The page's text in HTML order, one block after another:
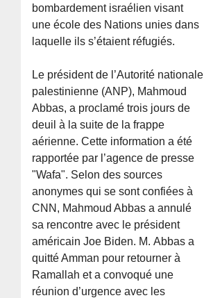
bombardement israélien visant
une école des Nations unies dans
laquelle ils s’étaient réfugiés.
Le président de l’Autorité nationale
palestinienne (ANP), Mahmoud
Abbas, a proclamé trois jours de
deuil à la suite de la frappe
aérienne. Cette information a été
rapportée par l’agence de presse
"Wafa". Selon des sources
anonymes qui se sont confiées à
CNN, Mahmoud Abbas a annulé
sa rencontre avec le président
américain Joe Biden. M. Abbas a
quitté Amman pour retourner à
Ramallah et a convoqué une
réunion d’urgence avec les